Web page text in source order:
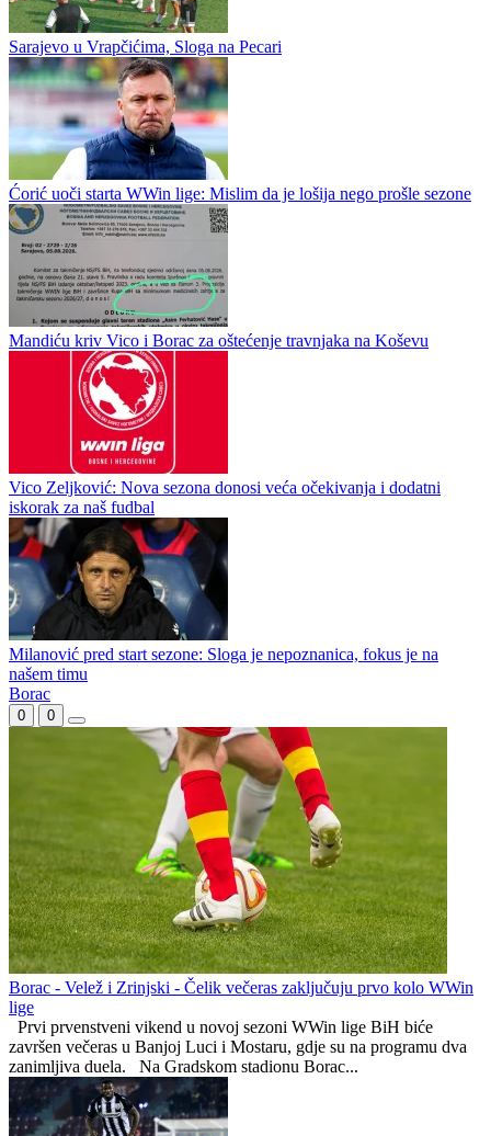
Široki Brijeg – Sloga Doboj
Široki Brijeg i Sloga Doboj večeras od 21 čas na stadionu Pecara
igraju utakmicu prvog kola WWin lige BiH za sezonu 2026/27.
Lokacija utakmice: stadion Pecara. Sudijska postava: Glavni
sudija:...
Sarajevo u Vrapčićima, Sloga na Pecari
Ćorić uoči starta WWin lige: Mislim da je lošija nego prošle sezone
Mandiću kriv Vico i Borac za oštećenje travnjaka na Koševu
Vico Zeljković: Nova sezona donosi veća očekivanja i dodatni
iskorak za naš fudbal
Milanović pred start sezone: Sloga je nepoznanica, fokus je na
našem timu
Borac
0 0